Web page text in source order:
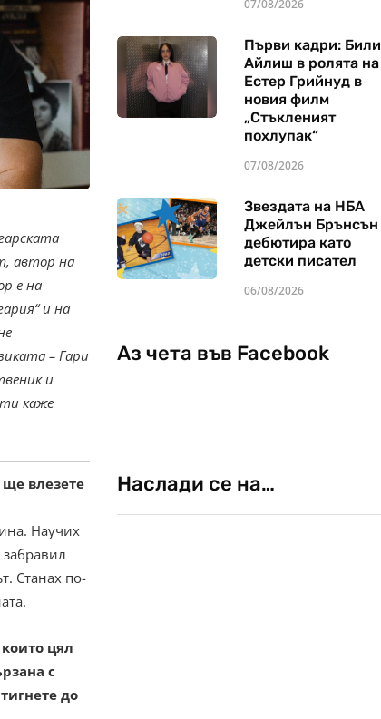
автор на
е на
и на
– Гари
и
ти каже
влезете
Научих
Станах по-
цял
с
до
07/08/2026
Първи кадри: Били
Айлиш в ролята на
Естер Грийнуд в
новия филм
„Стъкленият
похлупак“
07/08/2026
Звездата на НБА
Джейлън Брънсън
дебютира като
детски писател
06/08/2026
Аз чета във Facebook
Наслади се на…